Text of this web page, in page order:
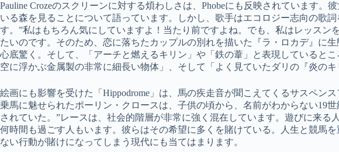
Pauline Crozeのスクリーンに対する煩わしさは、Phobeにも反映されています。
いる森を見ることについて語っています。しかし、歌手はエコロジー志向の歌
す。”私はもちろん気にしていますよ！当たり前ですよね。でも、私はレッスン
たいのです。そのため、恋に落ちたカップルの別れを描いた『ラ・ロカデ』に
心底驚く。そして、「アーチと燃えるキリン」や「鉄の葦」と表現しているとこ
空に浮かぶ金属製の非常に細長い物体」、そして「よく見ていたダリの『炎のキ
絵画にも影響を受けた「Hippodrome」は、馬の疾走音が聞こえてくるサスペン
乗馬に魅せられたポーリン・クロースは、子供の頃から、名前がわからない19
されていた。”レースは、社会的階層が非常に強く混在しています。遊びに来る
何時間も過ごす人もいます。彼らはその希望に多くを賭けている。人生と競馬
ない行動が賭けになってしまう現代にも当てはまります。